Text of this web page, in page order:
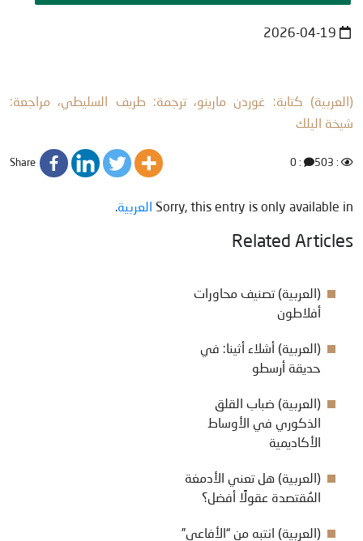
(العربية) كتابة: غوردن مارينو، ترجمة: طريف السليطي، مراجعة:
شيخة اليلك
: 503
: 0
Share
Sorry, this entry is only available in العربية.
Related Articles
(العربية) تصنيف محاورات
أفلاطون
(العربية) أشلاء أثينا: في
حديقة أرسطو
(العربية) ضباب القلق
الذكوري في الأوساط
الأكاديمية
(العربية) هل تعني الأدمغة
المُقتصدة عقولًا أفضل؟
(العربية) انتبه من “الأفاعي”